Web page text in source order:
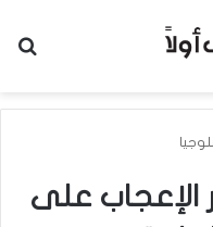
الإعجاب على